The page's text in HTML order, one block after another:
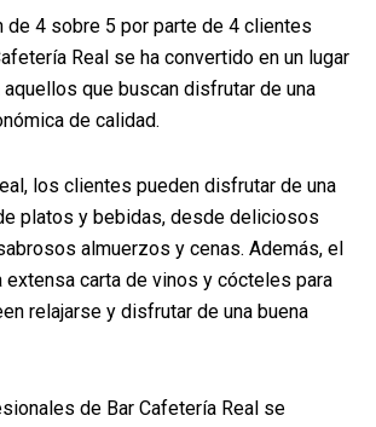
de 4 sobre 5 por parte de 4 clientes
Real se ha convertido en un lugar
que buscan disfrutar de una
de calidad.
los clientes pueden disfrutar de una
platos y bebidas, desde deliciosos
almuerzos y cenas. Además, el
extensa carta de vinos y cócteles para
relajarse y disfrutar de una buena
de Bar Cafetería Real se